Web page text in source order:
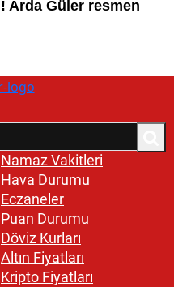
Namaz Vakitleri
Hava Durumu
Eczaneler
Puan Durumu
Döviz Kurları
Altın Fiyatları
Kripto Fiyatları